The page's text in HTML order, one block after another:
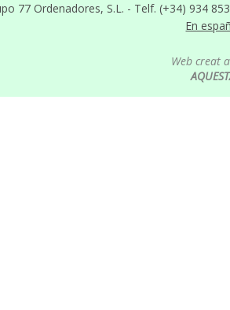
77 Ordenadores, S.L. - Telf. (+34) 934
En
Web creat